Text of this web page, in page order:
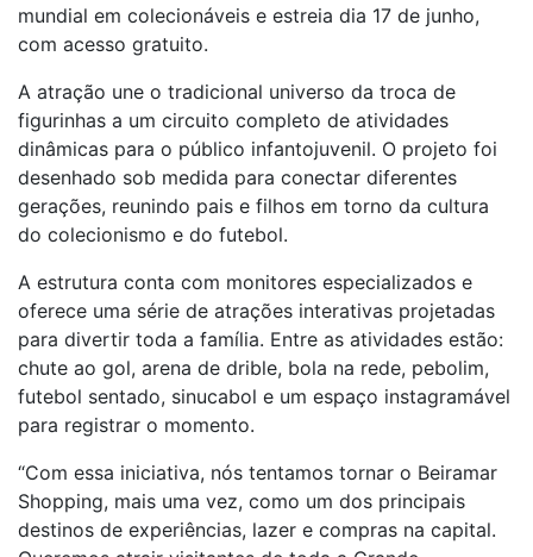
mundial em colecionáveis e estreia dia 17 de junho,
com acesso gratuito.
A atração une o tradicional universo da troca de
figurinhas a um circuito completo de atividades
dinâmicas para o público infantojuvenil. O projeto foi
desenhado sob medida para conectar diferentes
gerações, reunindo pais e filhos em torno da cultura
do colecionismo e do futebol.
A estrutura conta com monitores especializados e
oferece uma série de atrações interativas projetadas
para divertir toda a família. Entre as atividades estão:
chute ao gol, arena de drible, bola na rede, pebolim,
futebol sentado, sinucabol e um espaço instagramável
para registrar o momento.
“Com essa iniciativa, nós tentamos tornar o Beiramar
Shopping, mais uma vez, como um dos principais
destinos de experiências, lazer e compras na capital.